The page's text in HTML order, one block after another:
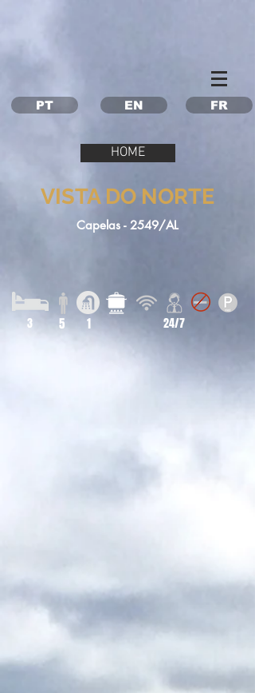
PT EN FR
HOME
VISTA DO NORTE
Capelas - 2549/AL
3 5 1 24/7